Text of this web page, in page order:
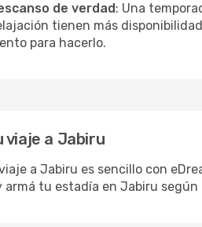
de verdad: Una
tienen más
para hacerlo.
viaje a Jabiru
a Jabiru es sencillo con
armá tu estadía en Jabiru